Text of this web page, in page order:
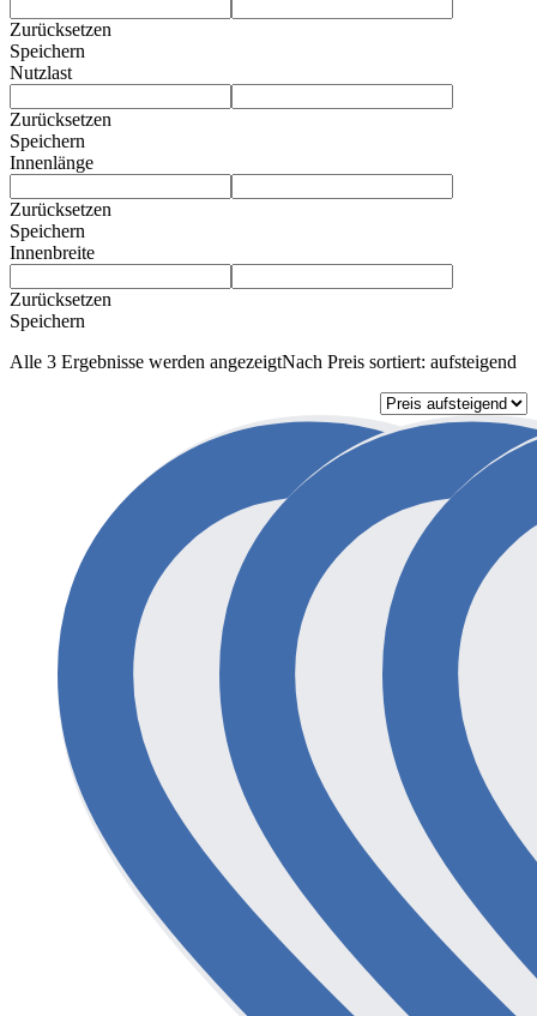
Zurücksetzen
Speichern
Nutzlast
Zurücksetzen
Speichern
Innenlänge
Zurücksetzen
Speichern
Innenbreite
Zurücksetzen
Speichern
Alle 3 Ergebnisse werden angezeigtNach Preis sortiert: aufsteigend